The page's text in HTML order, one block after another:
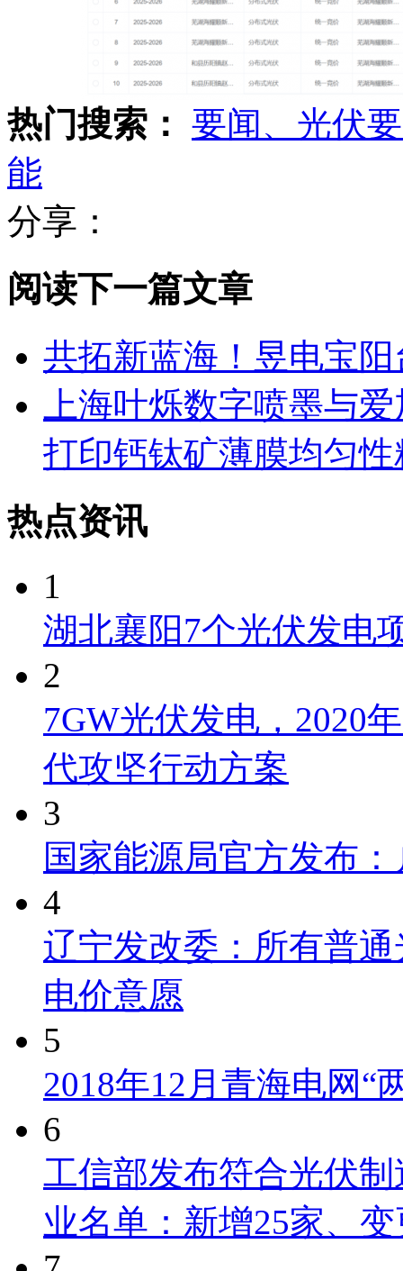
热门搜索： 要闻、光伏
能
分享：
阅读下一篇文章
共拓新蓝海！昱电宝
上海叶烁数字喷墨与
打印钙钛矿薄膜均匀
热点资讯
1
湖北襄阳7个光伏发电
2
7GW光伏发电，2020
代攻坚行动方案
3
国家能源局官方发布
4
辽宁发改委：所有普
电价意愿
5
2018年12月青海电网“
6
工信部发布符合光伏
业名单：新增25家、